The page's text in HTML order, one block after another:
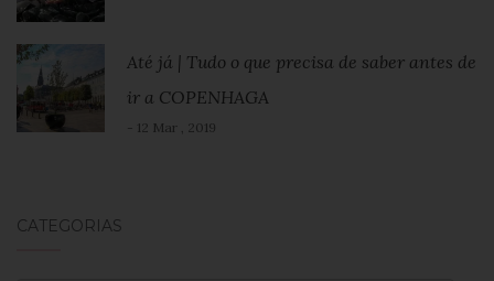
Até já | Tudo o que precisa de saber antes de
ir a COPENHAGA
- 12 Mar , 2019
CATEGORIAS